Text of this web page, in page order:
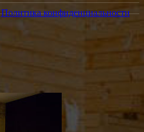
Политика конфиденциальности